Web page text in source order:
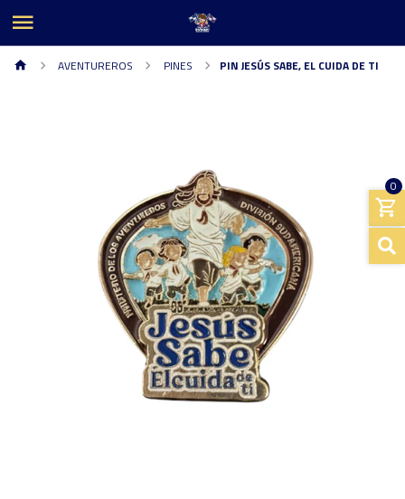
0
AVENTUREROS PINES PIN JESÚS SABE, EL CUIDA DE TI